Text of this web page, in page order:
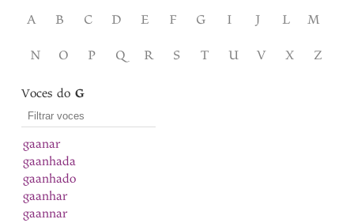
A B C D E F G I J L M
N O P Q R S T U V X Z
Voces doG
gaanar
gaanhada
gaanhado
gaanhar
gaannar